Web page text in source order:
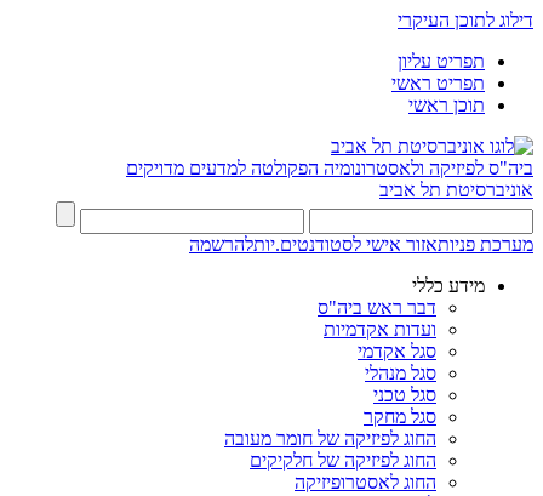
דילוג לתוכן העיקרי
תפריט עליון
תפריט ראשי
תוכן ראשי
ביה"ס לפיזיקה ולאסטרונומיה הפקולטה למדעים מדויקים
אוניברסיטת תל אביב
מערכת פניותאזור אישי לסטודנטים.יותלהרשמה
מידע כללי
דבר ראש ביה"ס
ועדות אקדמיות
סגל אקדמי
סגל מנהלי
סגל טכני
סגל מחקר
החוג לפיזיקה של חומר מעובה
החוג לפיזיקה של חלקיקים
החוג לאסטרופיזיקה